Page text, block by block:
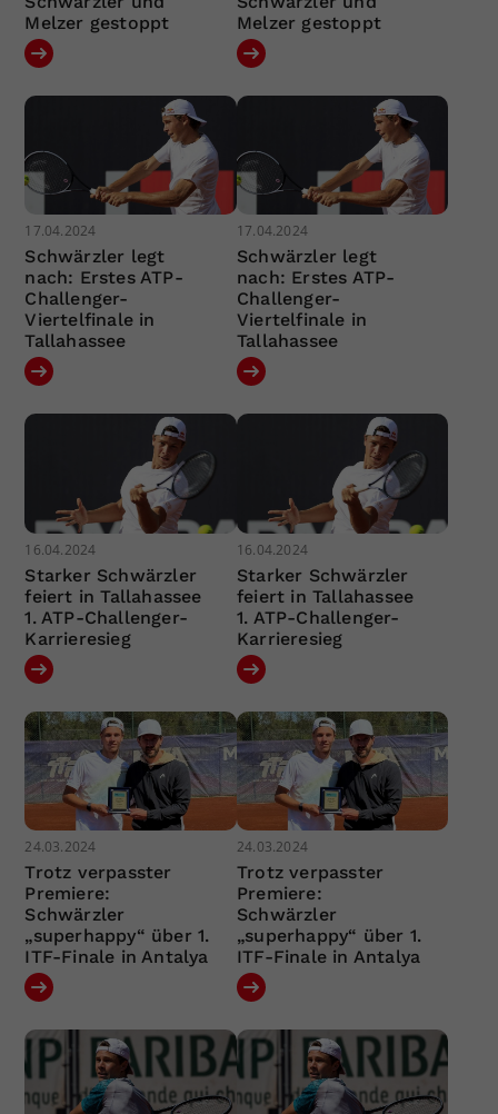
Melzer gestoppt
Melzer gestoppt
17.04.2024
Schwärzler legt
nach: Erstes ATP-
Challenger-
Viertelfinale in
Tallahassee
17.04.2024
Schwärzler legt
nach: Erstes ATP-
Challenger-
Viertelfinale in
Tallahassee
16.04.2024
Starker Schwärzler
feiert in Tallahassee
1. ATP-Challenger-
Karrieresieg
16.04.2024
Starker Schwärzler
feiert in Tallahassee
1. ATP-Challenger-
Karrieresieg
24.03.2024
Trotz verpasster
Premiere:
Schwärzler
„superhappy“ über 1.
ITF-Finale in Antalya
24.03.2024
Trotz verpasster
Premiere:
Schwärzler
„superhappy“ über 1.
ITF-Finale in Antalya